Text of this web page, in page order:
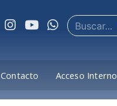
Contacto Acceso Interno